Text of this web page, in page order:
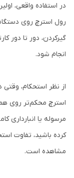
در استفاده واقعی،
رول استرچ روی
گیرکردن، دور تا دور
انجام شود.
از نظر استحکام،
استرچ محکم‌تر روی
مرسوله یا انبارداری
کرده باشید، تفاوت
مشاهده است.